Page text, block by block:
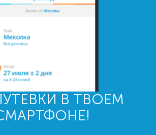
В ТВОЕМ